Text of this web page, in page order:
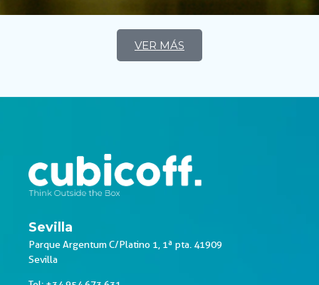
VER MÁS
Sevilla
Parque Argentum C/Platino 1, 1ª pta. 41909
Sevilla